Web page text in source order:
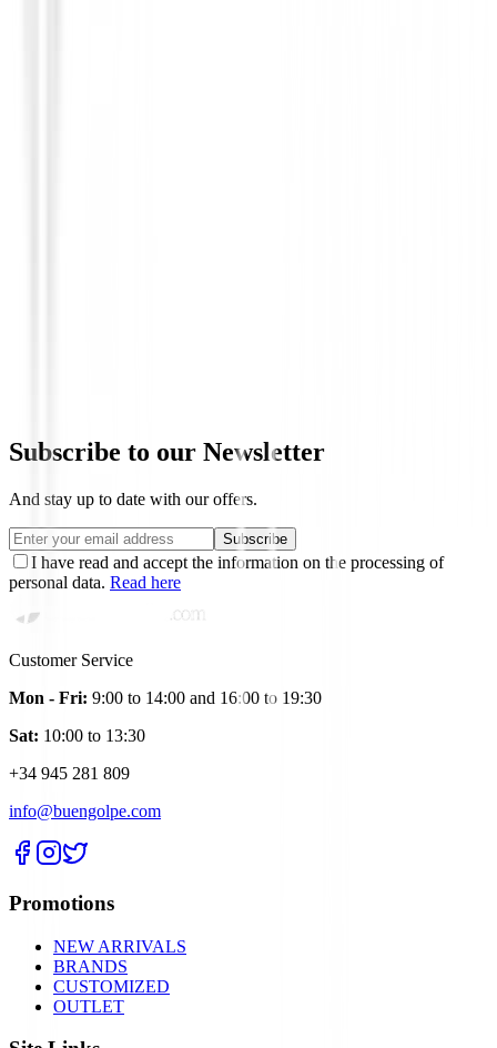
Subscribe to our Newsletter
And stay up to date with our offers.
Subscribe
I have read and accept the information on the processing of
personal data. Read here
Customer Service
Mon - Fri: 9:00 to 14:00 and 16:00 to 19:30
Sat: 10:00 to 13:30
+34 945 281 809
info@buengolpe.com
Promotions
NEW ARRIVALS
BRANDS
CUSTOMIZED
OUTLET